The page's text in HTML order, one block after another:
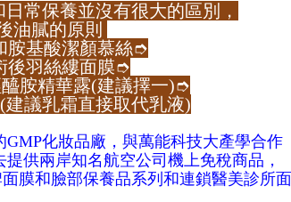
常保養並沒有很大的區別，
油膩的原則
胺基酸潔顏慕絲➮
後羽絲縷面膜➮
胺精華露(建議擇一)➮
議乳霜直接取代乳液)
化妝品廠，與萬能科技大產學合作
供兩岸知名航空公司機上免稅商品，
膜和臉部保養品系列和連鎖醫美診所面